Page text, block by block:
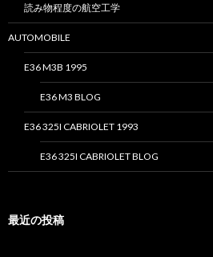
読み物程度の航空工学
AUTOMOBILE
E36 M3B 1995
E36 M3 BLOG
E36 325I CABRIOLET 1993
E36 325I CABRIOLET BLOG
最近の投稿